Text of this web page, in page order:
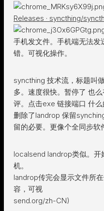
Releases · syncthing/
手机发文件。手机端无法发
错。可视化操作。
syncthing 技术流，标题叫
多。速度很快。暂停了 也
评。点击exe 链接端口 什么
删除了landrop 保留
留的必要。更像个全同步软
localsend landrop类似。开
机。
landrop传完会显示文件所
容，可视
send.org/zh-CN)